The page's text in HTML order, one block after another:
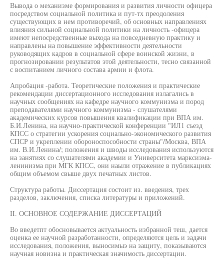
Вывода о механизме формирования и развития личности офицера
посредством социальной политика и пут-тх преодоления
существующих в нем противоречий, об основных направлениях
влияния сильной социальной политики на личность -офицера
имеют непосредственные выхода на повседневную практику и
направлены на повышение эффективности деятельности
руководящих кадров в социальной сфере воинской жизни, в
прогнозировании результатов этой деятельности, тесно связанной
с воспитанием личного состава армии и флота.
Апробация -работа. Теоретические положения и практические
рекомендации диссертационного исследования излагались в
научных сообщениях на кафедре научного коммунизма и пород
преподавателями научного коммунизма - слушателями
академических курсов повышения квалификации при ВПА им.
Б.И.Ленина, на научно-практической конференции "ИЛ1 съезд
КПСС о стратегии ускорения социально-экономического развития
СПСР и укреплении обороноспособности страны"/Москва, ВПА
им. В.И.Ленина/; положения и шводы исследования используются
на занятиях со слушателями академии и Университета марксизма-
ленинизма при МГК КПСС, они наыли отражение в публикациях
общим объемом свыше двух печатных листов.
Структура работы. Диссертация состоит из. введения, трех
разделов, заключения, списка литературы и приложений.
II. ОСНОВНОЕ СОДЕРЖАНИЕ ДИССЕРТАЦИЙ
Во введетпт обосновывается актуальность избранной теш, дается
оценка ее научной разработанности, определяются цель и задачи
исследования, положения, выносимыэ на защиту, показываются
научная новизна и практическая значимость диссертации.